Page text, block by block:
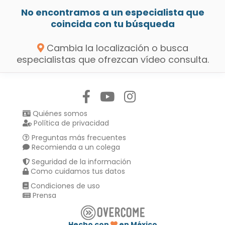
No encontramos a un especialista que
coincida con tu búsqueda
Cambia la localización o busca
especialistas que ofrezcan vídeo consulta.
Quiénes somos
Política de privacidad
Preguntas más frecuentes
Recomienda a un colega
Seguridad de la información
Como cuidamos tus datos
Condiciones de uso
Prensa